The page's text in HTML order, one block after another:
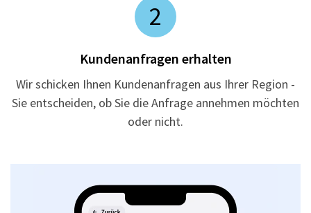
2
Kundenanfragen erhalten
Wir schicken Ihnen Kundenanfragen aus Ihrer Region -
Sie entscheiden, ob Sie die Anfrage annehmen möchten
oder nicht.